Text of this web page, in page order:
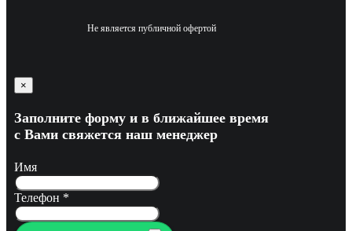
Не является публичной офертой
×
Заполните форму и в ближайшее время
с Вами свяжется наш менеджер
Имя
Телефон *